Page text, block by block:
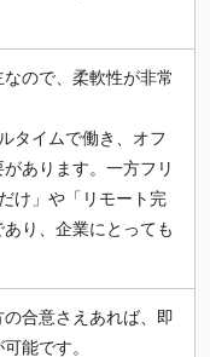
ので、柔軟性が非常
タイムで働き、オフ
あります。一方フリ
け」や「リモート完
り、企業にとっても
合意さえあれば、即
能です。